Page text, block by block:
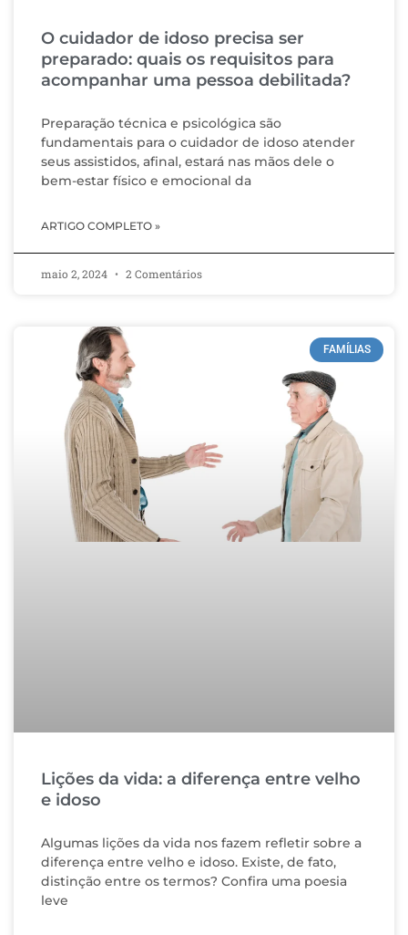
O cuidador de idoso precisa ser
preparado: quais os requisitos para
acompanhar uma pessoa debilitada?
Preparação técnica e psicológica são
fundamentais para o cuidador de idoso atender
seus assistidos, afinal, estará nas mãos dele o
bem-estar físico e emocional da
ARTIGO COMPLETO »
maio 2, 2024 2 Comentários
FAMÍLIAS
Lições da vida: a diferença entre velho
e idoso
Algumas lições da vida nos fazem refletir sobre a
diferença entre velho e idoso. Existe, de fato,
distinção entre os termos? Confira uma poesia
leve